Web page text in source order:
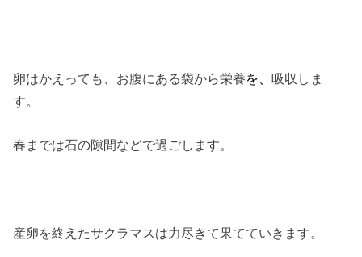
卵はかえっても、お腹にある袋から栄養を、吸収しま
す。
春までは石の隙間などで過ごします。
産卵を終えたサクラマスは力尽きて果てていきます。